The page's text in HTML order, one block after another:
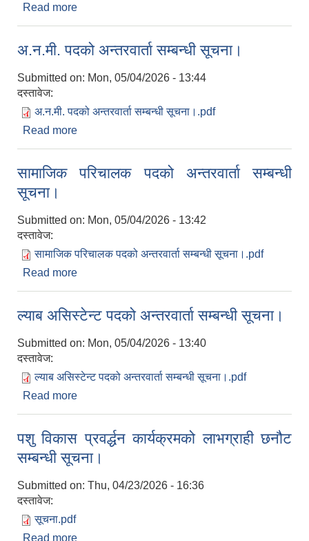
Read more
अ.न.मी. पदको अन्तरवार्ता सम्बन्धी सूचना।
Submitted on: Mon, 05/04/2026 - 13:44
दस्तावेज:
अ.न.मी. पदको अन्तरवार्ता सम्बन्धी सूचना।.pdf
Read more
सामाजिक परिचालक पदको अन्तरवार्ता सम्बन्धी
सूचना।
Submitted on: Mon, 05/04/2026 - 13:42
दस्तावेज:
सामाजिक परिचालक पदको अन्तरवार्ता सम्बन्धी सूचना।.pdf
Read more
ल्याब असिस्टेन्ट पदको अन्तरवार्ता सम्बन्धी सूचना।
Submitted on: Mon, 05/04/2026 - 13:40
दस्तावेज:
ल्याब असिस्टेन्ट पदको अन्तरवार्ता सम्बन्धी सूचना।.pdf
Read more
पशु विकास प्रवर्द्धन कार्यक्रमको लाभग्राही छनौट
सम्बन्धी सूचना।
Submitted on: Thu, 04/23/2026 - 16:36
दस्तावेज:
सूचना.pdf
Read more